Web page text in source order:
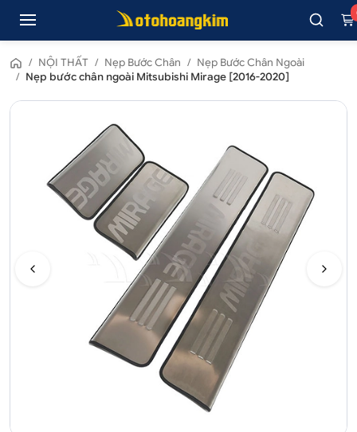
/ NỘI THẤT / Nẹp Bước Chân / Nẹp Bước Chân Ngoài
/ Nẹp bước chân ngoài Mitsubishi Mirage [2016-2020]